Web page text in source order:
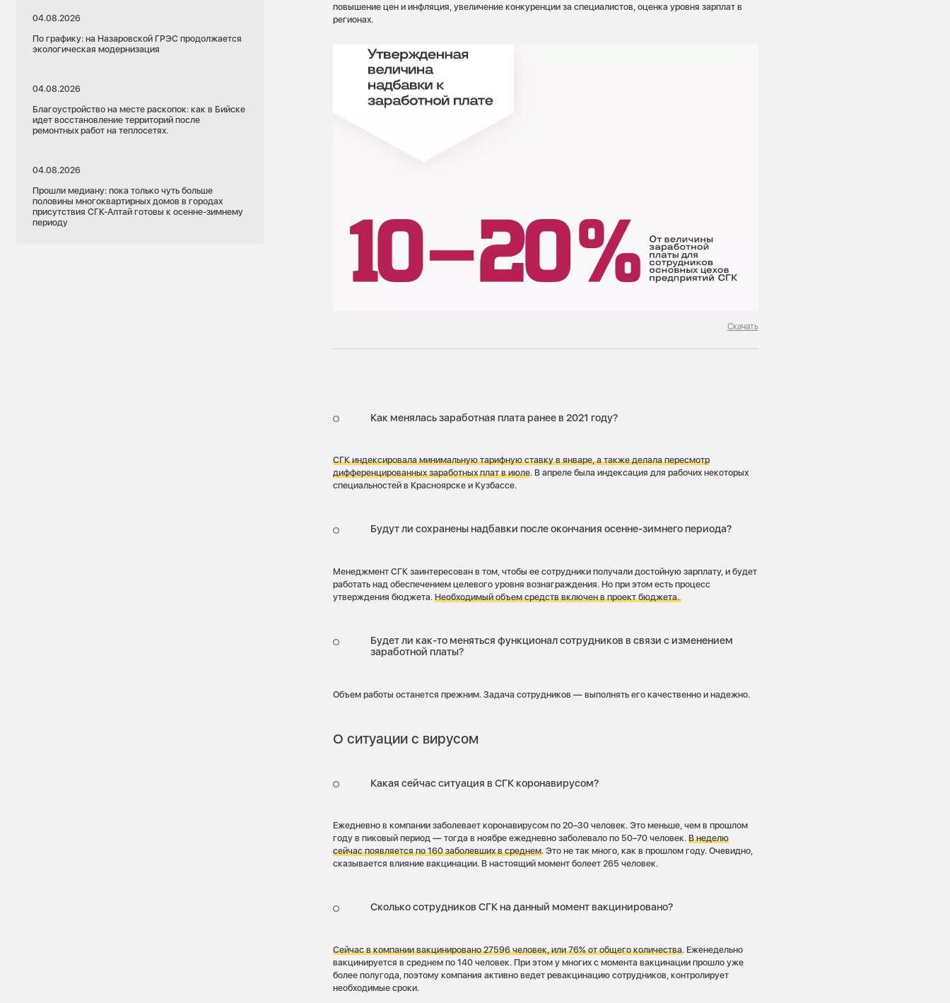
04.08.2026
По графику: на Назаровской ГРЭС продолжается
экологическая модернизация
04.08.2026
Благоустройство на месте раскопок: как в Бийске
идет восстановление территорий после
ремонтных работ на теплосетях.
04.08.2026
Прошли медиану: пока только чуть больше
половины многоквартирных домов в городах
присутствия СГК-Алтай готовы к осенне-зимнему
периоду
повышение цен и инфляция, увеличение конкуренции за специалистов, оценка уровня зарплат в
регионах.
Скачать
Как менялась заработная плата ранее в 2021 году?
СГК индексировала минимальную тарифную ставку в январе, а также делала пересмотр
дифференцированных заработных плат в июле. В апреле была индексация для рабочих некоторых
специальностей в Красноярске и Кузбассе.
Будут ли сохранены надбавки после окончания осенне-зимнего периода?
Менеджмент СГК заинтересован в том, чтобы ее сотрудники получали достойную зарплату, и будет
работать над обеспечением целевого уровня вознаграждения. Но при этом есть процесс
утверждения бюджета.Необходимый объем средств включен в проект бюджета.
Будет ли как-то меняться функционал сотрудников в связи с изменением
заработной платы?
Объем работы останется прежним. Задача сотрудников — выполнять его качественно и надежно.
О ситуации с вирусом
Какая сейчас ситуация в СГК коронавирусом?
Ежедневно в компании заболевает коронавирусом по 20–30 человек. Это меньше, чем в прошлом
году в пиковый период — тогда в ноябре ежедневно заболевало по 50–70 человек.В неделю
сейчас появляется по 160 заболевших в среднем. Это не так много, как в прошлом году. Очевидно,
сказывается влияние вакцинации. В настоящий момент болеет 265 человек.
Сколько сотрудников СГК на данный момент вакцинировано?
Сейчас в компании вакцинировано 27596человек, или 76% от общего количества. Еженедельно
вакцинируется в среднем по 140 человек. При этом у многих с момента вакцинации прошло уже
более полугода, поэтому компания активно ведет ревакцинацию сотрудников, контролирует
необходимые сроки.